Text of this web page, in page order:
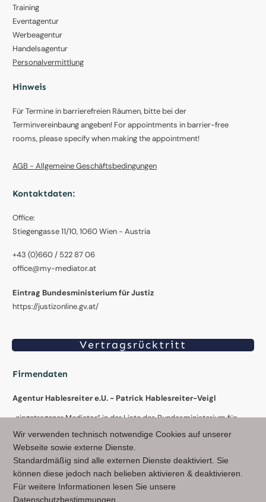
Training
Eventagentur
Werbeagentur
Handelsagentur
Personalvermittlung
Hinweis
Für Termine in barrierefreien Räumen, bitte bei der
Terminvereinbaung angeben! For appointments in barrier-free
rooms, please specify when making the appointment!
AGB - Allgemeine Geschäftsbedingungen
Kontaktdaten:
Office:
Stiegengasse 11/10, 1060 Wien - Austria
+43 (0)660 / 522 87 06
office@my-mediator.at
Eintrag Bundesministerium für Justiz
https://justizonline.gv.at/
Vertragsrücktritt
Firmendaten
Agentur Hablesreiter e.U. - Patrick Hablesreiter-Veigl
„eingetragener Mediator“ in der Liste des Bundesministerium für
Justiz (Österreich) & in der Liste des Sozialministeriumservice
(Österreich)
Stiegengasse 11/10, 1060 Wien - Austria
Wienerbergersdl. 10, 3300 Amstetten - Austria
Wir verwenden technisch notwendige Cookies auf unserer
Webseite sowie externe Dienste.
Standardmäßig sind alle externen Dienste deaktiviert. Sie
können diese jedoch nach belieben aktivieren & deaktivieren.
Für weitere Informationen lesen Sie unsere
Datenschutzbestimmungen.